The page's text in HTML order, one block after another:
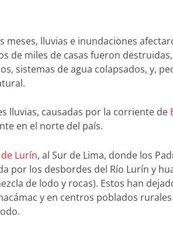
meses, lluvias e inundaciones
de miles de casas fueron
sistemas de agua colapsados, y,
lluvias, causadas por la corriente de
en el norte del país.
Lurín, al Sur de Lima, donde los
por los desbordes del Río Lurín y
de lodo y rocas). Estos han
y en centros poblados